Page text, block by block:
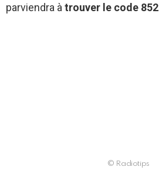
parviendra à trouver le code
© Radiotips